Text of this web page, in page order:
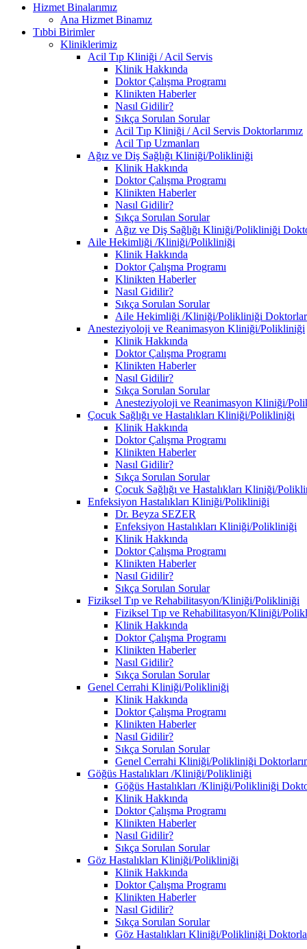
Hizmet Binalarımız
Ana Hizmet Binamız
Tıbbi Birimler
Kliniklerimiz
Acil Tıp Kliniği / Acil Servis
Klinik Hakkında
Doktor Çalışma Programı
Klinikten Haberler
Nasıl Gidilir?
Sıkça Sorulan Sorular
Acil Tıp Kliniği / Acil Servis Doktorlarımız
Acil Tıp Uzmanları
Ağız ve Diş Sağlığı Kliniği/Polikliniği
Klinik Hakkında
Doktor Çalışma Programı
Klinikten Haberler
Nasıl Gidilir?
Sıkça Sorulan Sorular
Ağız ve Diş Sağlığı Kliniği/Polikliniği
Aile Hekimliği /Kliniği/Polikliniği
Klinik Hakkında
Doktor Çalışma Programı
Klinikten Haberler
Nasıl Gidilir?
Sıkça Sorulan Sorular
Aile Hekimliği /Kliniği/Polikliniği
Anesteziyoloji ve Reanimasyon Kliniği/Polikliniği
Klinik Hakkında
Doktor Çalışma Programı
Klinikten Haberler
Nasıl Gidilir?
Sıkça Sorulan Sorular
Anesteziyoloji ve Reanimasyon Kliniği/
Çocuk Sağlığı ve Hastalıkları Kliniği/Polikliniği
Klinik Hakkında
Doktor Çalışma Programı
Klinikten Haberler
Nasıl Gidilir?
Sıkça Sorulan Sorular
Çocuk Sağlığı ve Hastalıkları Kliniği/
Enfeksiyon Hastalıkları Kliniği/Polikliniği
Dr. Beyza SEZER
Enfeksiyon Hastalıkları Kliniği/Polikliniği
Klinik Hakkında
Doktor Çalışma Programı
Klinikten Haberler
Nasıl Gidilir?
Sıkça Sorulan Sorular
Fiziksel Tıp ve Rehabilitasyon/Kliniği/Polikliniği
Fiziksel Tıp ve Rehabilitasyon/Kliniği/
Klinik Hakkında
Doktor Çalışma Programı
Klinikten Haberler
Nasıl Gidilir?
Sıkça Sorulan Sorular
Genel Cerrahi Kliniği/Polikliniği
Klinik Hakkında
Doktor Çalışma Programı
Klinikten Haberler
Nasıl Gidilir?
Sıkça Sorulan Sorular
Genel Cerrahi Kliniği/Polikliniği
Göğüs Hastalıkları /Kliniği/Polikliniği
Göğüs Hastalıkları /Kliniği/Polikliniği
Klinik Hakkında
Doktor Çalışma Programı
Klinikten Haberler
Nasıl Gidilir?
Sıkça Sorulan Sorular
Göz Hastalıkları Kliniği/Polikliniği
Klinik Hakkında
Doktor Çalışma Programı
Klinikten Haberler
Nasıl Gidilir?
Sıkça Sorulan Sorular
Göz Hastalıkları Kliniği/Polikliniği